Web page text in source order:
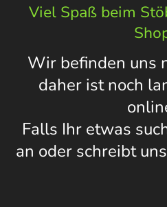
Viel Spaß beim
Wir befinden uns
daher ist noch
Falls Ihr etwas
an oder schreibt